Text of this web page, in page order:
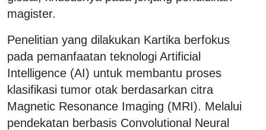
magister.
Penelitian yang dilakukan Kartika berfokus
pada pemanfaatan teknologi Artificial
Intelligence (AI) untuk membantu proses
klasifikasi tumor otak berdasarkan citra
Magnetic Resonance Imaging (MRI). Melalui
pendekatan berbasis Convolutional Neural